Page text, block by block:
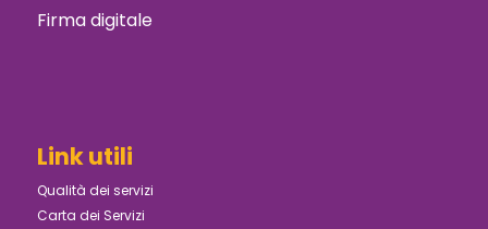
Firma digitale
Link utili
Qualità dei servizi
Carta dei Servizi